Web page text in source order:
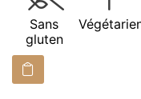
Sans
gluten